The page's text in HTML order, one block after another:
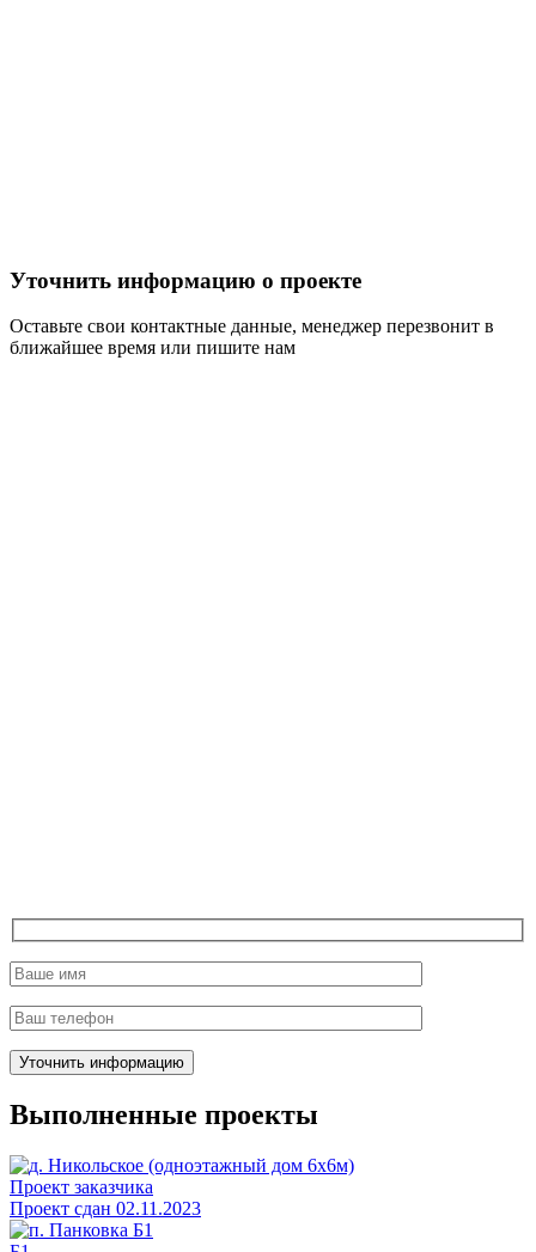
Уточнить информацию о проекте
Оставьте свои контактные данные, менеджер перезвонит в
ближайшее время или пишите нам
Выполненные проекты
Проект заказчика
Проект сдан 02.11.2023